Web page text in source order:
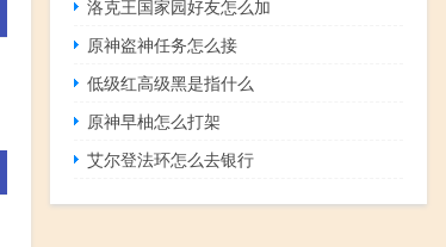
洛克王国家园好友怎么加
原神盗神任务怎么接
低级红高级黑是指什么
原神早柚怎么打架
艾尔登法环怎么去银行